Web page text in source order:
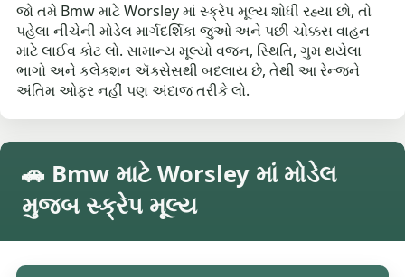
જો તમે Bmw માટે Worsley માં સ્ક્રેપ મૂલ્ય શોધી રહ્યા છો, તો
પહેલા નીચેની મોડેલ માર્ગદર્શિકા જુઓ અને પછી ચોક્કસ વાહન
માટે લાઈવ કોટ લો. સામાન્ય મૂલ્યો વજન, સ્થિતિ, ગુમ થયેલા
ભાગો અને કલેક્શન ઍક્સેસથી બદલાય છે, તેથી આ રેન્જને
અંતિમ ઓફર નહીં પણ અંદાજ તરીકે લો.
🚗 Bmw માટે Worsley માં મોડેલ
મુજબ સ્ક્રેપ મૂલ્ય